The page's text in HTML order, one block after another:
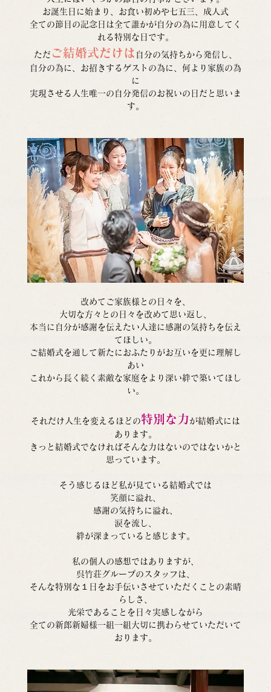
お誕生日に始まり、お食い初めや七五三、成人式
全ての節目の記念日は全て誰かが自分の為に用意してく
れる特別な日です。
ただ ご結婚式だけは 自分の気持ちから発信し、
自分の為に、お招きするゲストの為に、何より家族の為
に
実現させる人生唯一の自分発信のお祝いの日だと思いま
す。
改めてご家族様との日々を、
大切な方々との日々を改めて思い返し、
本当に自分が感謝を伝えたい人達に感謝の気持ちを伝え
てほしい。
ご結婚式を通して新たにおふたりがお互いを更に理解し
あい
これから長く続く素敵な家庭をより深い絆で築いてほし
い。
それだけ人生を変えるほどの特別な力 が結婚式には
あります。
きっと結婚式でなければそんな力はないのではないかと
思っています。
そう感じるほど私が見ている結婚式では
笑顔に溢れ、
感謝の気持ちに溢れ、
涙を流し、
絆が深まっていると感じます。
私の個人の感想ではありますが、
呉竹荘グループのスタッフは、
そんな特別な１日をお手伝いさせていただくことの素晴
らしさ、
光栄であることを日々実感しながら
全ての新郎新婦様一組一組大切に携わらせていただいて
おります。